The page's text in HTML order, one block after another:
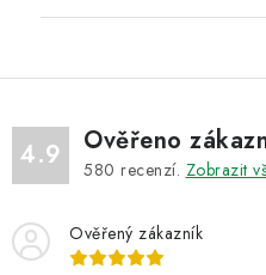
4.9 Ověřeno
580 recenzí. Zobrazit
Ověřený zákazník